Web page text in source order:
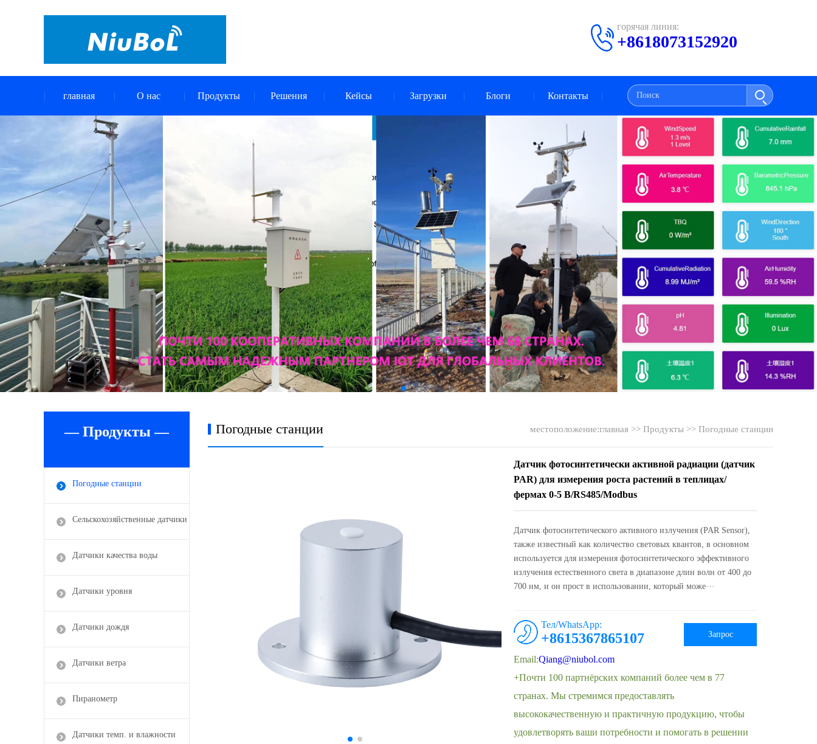
горячая линия:
+8618073152920
главная О нас Продукты Решения Кейсы Загрузки Блоги Контакты
— Продукты —
Погодные станции
Сельскохозяйственные датчики
Датчики качества воды
Датчики уровня
Датчики дождя
Датчики ветра
Пиранометр
Датчики темп. и влажности
местоположение:главная >> Продукты >> Погодные станции
Погодные станции
Датчик фотосинтетически активной радиации (датчик
PAR) для измерения роста растений в теплицах/
фермах 0-5 В/RS485/Modbus
Датчик фотосинтетического активного излучения (PAR Sensor),
также известный как количество световых квантов, в основном
используется для измерения фотосинтетического эффективного
излучения естественного света в диапазоне длин волн от 400 до
700 нм, и он прост в использовании, который може···
Запрос
Тел/WhatsApp:
+8615367865107
Email:Qiang@niubol.com
+Почти 100 партнёрских компаний более чем в 77
странах. Мы стремимся предоставлять
высококачественную и практичную продукцию, чтобы
удовлетворять ваши потребности и помогать в решении